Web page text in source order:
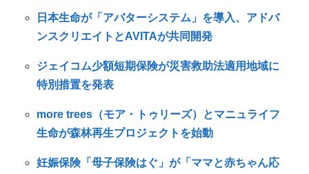
日本生命が「アバターシステム」を導入、アドバ
ンスクリエイトとAVITAが共同開発
ジェイコム少額短期保険が災害救助法適用地域に
特別措置を発表
more trees（モア・トゥリーズ）とマニュライフ
生命が森林再生プロジェクトを始動
妊娠保険「母子保険はぐ」が「ママと赤ちゃん応